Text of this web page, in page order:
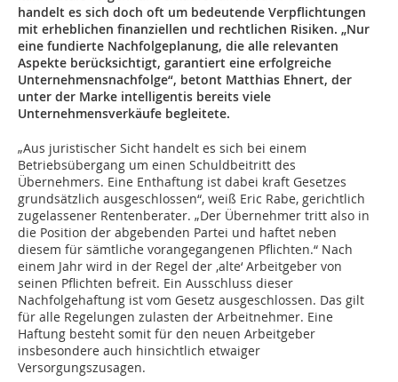
handelt es sich doch oft um bedeutende Verpflichtungen
mit erheblichen finanziellen und rechtlichen Risiken. „Nur
eine fundierte Nachfolgeplanung, die alle relevanten
Aspekte berücksichtigt, garantiert eine erfolgreiche
Unternehmensnachfolge“, betont Matthias Ehnert, der
unter der Marke intelligentis bereits viele
Unternehmensverkäufe begleitete.
„Aus juristischer Sicht handelt es sich bei einem
Betriebsübergang um einen Schuldbeitritt des
Übernehmers. Eine Enthaftung ist dabei kraft Gesetzes
grundsätzlich ausgeschlossen“, weiß Eric Rabe, gerichtlich
zugelassener Rentenberater. „Der Übernehmer tritt also in
die Position der abgebenden Partei und haftet neben
diesem für sämtliche vorangegangenen Pflichten.“ Nach
einem Jahr wird in der Regel der ‚alte‘ Arbeitgeber von
seinen Pflichten befreit. Ein Ausschluss dieser
Nachfolgehaftung ist vom Gesetz ausgeschlossen. Das gilt
für alle Regelungen zulasten der Arbeitnehmer. Eine
Haftung besteht somit für den neuen Arbeitgeber
insbesondere auch hinsichtlich etwaiger
Versorgungszusagen.